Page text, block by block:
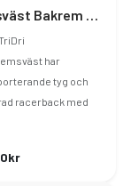
Träningsväst Bakrem Dam
har
tyg och
racerback med